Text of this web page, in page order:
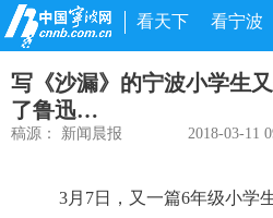
看天下 看宁波
写《沙漏》的宁波小学生
了鲁迅…
稿源： 新闻晨报 2018-03-11
3月7日，又一篇6年级小学生